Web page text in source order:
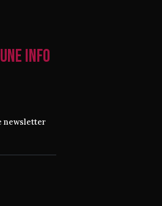
info
newsletter